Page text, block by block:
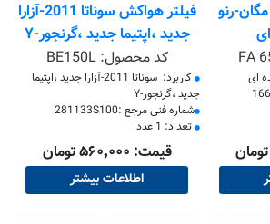
رنو
FA
ای
فیلتر هواکش سوناتا 2011-آزارا
جدید ،اپتیما جدید ،گرنجور-Y
بوریس
کد محصول:BE150L
کاربرد: سوناتا 2011-آزارا جدید ،اپتیما
جدید ،گرنجور-Y
​شماره فنی مرجع :281133S100
تعداد: 1 عدد
قیمت: ۵۶۰٬۰۰۰ تومان
اطلاعات بیشتر